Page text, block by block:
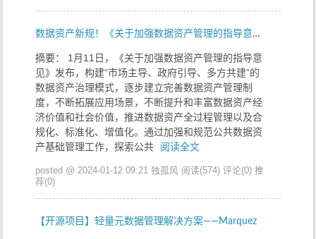
数据资产新规！《关于加强数据资产管理的指导意见》发布（附全文）
摘要： ​ 1月11日，《关于加强数据资产管理的指导意
见》发布，构建“市场主导、政府引导、多方共建”的
数据资产治理模式，逐步建立完善数据资产管理制
度，不断拓展应用场景，不断提升和丰富数据资产经
济价值和社会价值，推进数据资产全过程管理以及合
规化、标准化、增值化。通过加强和规范公共数据资
产基础管理工作，探索公共
阅读全文
posted @ 2024-01-12 09:21 独孤风 阅读(574) 评论(0) 推
荐(0)
【开源项目】轻量元数据管理解决方案——Marquez